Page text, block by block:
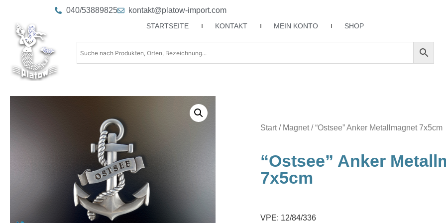
040/53889825 kontakt@platow-import.com
STARTSEITE KONTAKT MEIN KONTO SHOP
Start/ Magnet/ “Ostsee” Anker Metallmagnet 7x5cm
“Ostsee” Anker
7x5cm
VPE: 12/84/336